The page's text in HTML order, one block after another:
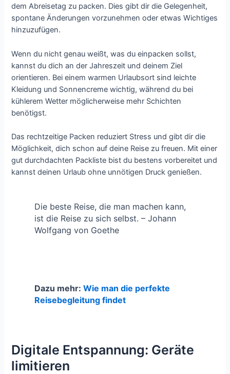
dem Abreisetag zu packen. Dies gibt dir die Gelegenheit,
spontane Änderungen vorzunehmen oder etwas Wichtiges
hinzuzufügen.
Wenn du nicht genau weißt, was du einpacken sollst,
kannst du dich an der Jahreszeit und deinem Ziel
orientieren. Bei einem warmen Urlaubsort sind leichte
Kleidung und Sonnencreme wichtig, während du bei
kühlerem Wetter möglicherweise mehr Schichten
benötigst.
Das rechtzeitige Packen reduziert Stress und gibt dir die
Möglichkeit, dich schon auf deine Reise zu freuen. Mit einer
gut durchdachten Packliste bist du bestens vorbereitet und
kannst deinen Urlaub ohne unnötigen Druck genießen.
Die beste Reise, die man machen kann,
ist die Reise zu sich selbst. – Johann
Wolfgang von Goethe
Dazu mehr: Wie man die perfekte
Reisebegleitung findet
Digitale Entspannung: Geräte
limitieren